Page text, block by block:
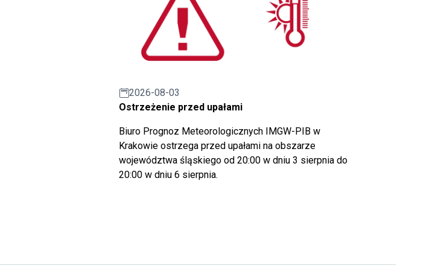
2026-08-03
Ostrzeżenie przed upałami
Biuro Prognoz Meteorologicznych IMGW-PIB w
Krakowie ostrzega przed upałami na obszarze
województwa śląskiego od 20:00 w dniu 3 sierpnia do
20:00 w dniu 6 sierpnia.